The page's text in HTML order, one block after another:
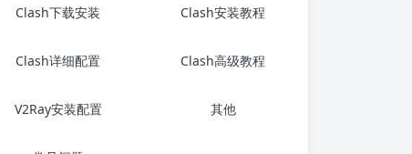
Clash下载安装 Clash安装教程
Clash详细配置 Clash高级教程
V2Ray安装配置 其他